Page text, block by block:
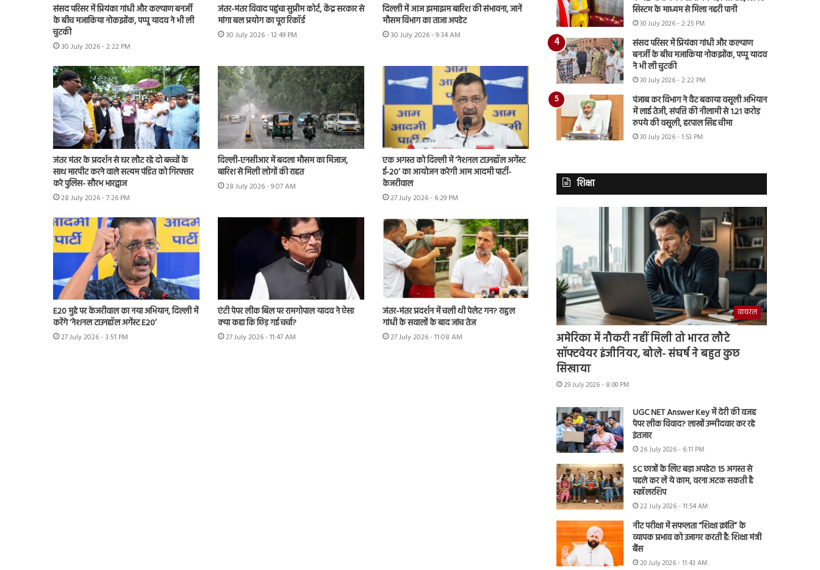
संसद परिसर में प्रियंका गांधी और कल्याण बनर्जी
के बीच मजाकिया नोकझोंक, पप्पू यादव ने भी ली
चुटकी
30 July 2026 - 2:22 PM
जंतर-मंतर विवाद पहुंचा सुप्रीम कोर्ट, केंद्र सरकार से
मांगा बल प्रयोग का पूरा रिकॉर्ड
30 July 2026 - 12:49 PM
दिल्ली में आज झमाझम बारिश की संभावना, जानें
मौसम विभाग का ताजा अपडेट
30 July 2026 - 9:34 AM
जंतर मंतर के प्रदर्शन से घर लौट रहे दो बच्चों के
साथ मारपीट करने वाले सत्यम पंडित को गिरफ्तार
करे पुलिस- सौरभ भारद्वाज
28 July 2026 - 7:26 PM
दिल्ली-एनसीआर में बदला मौसम का मिजाज,
बारिश से मिली लोगों की राहत
28 July 2026 - 9:07 AM
एक अगस्त को दिल्ली में ‘नेशनल टाउनहॉल अगेंस्ट
ई-20’ का आयोजन करेगी आम आदमी पार्टी-
केजरीवाल
27 July 2026 - 6:29 PM
E20 मुद्दे पर केजरीवाल का नया अभियान, दिल्ली में
करेंगे ‘नेशनल टाउनहॉल अगेंस्ट E20’
27 July 2026 - 3:51 PM
एंटी पेपर लीक बिल पर रामगोपाल यादव ने ऐसा
क्या कहा कि छिड़ गई चर्चा?
27 July 2026 - 11:47 AM
जंतर-मंतर प्रदर्शन में चली थी पेलेट गन? राहुल
गांधी के सवालों के बाद जांच तेज
27 July 2026 - 11:08 AM
सिस्टम के माध्यम से मिला नहरी पानी
30 July 2026 - 2:25 PM
संसद परिसर में प्रियंका गांधी और कल्याण
बनर्जी के बीच मजाकिया नोकझोंक, पप्पू यादव
ने भी ली चुटकी
30 July 2026 - 2:22 PM
पंजाब कर विभाग ने वैट बकाया वसूली अभियान
में लाई तेजी, संपत्ति की नीलामी से 1.21 करोड़
रुपये की वसूली, हरपाल सिंह चीमा
30 July 2026 - 1:53 PM
शिक्षा
वायरल
अमेरिका में नौकरी नहीं मिली तो भारत लौटे
सॉफ्टवेयर इंजीनियर, बोले- संघर्ष ने बहुत कुछ
सिखाया
29 July 2026 - 8:00 PM
UGC NET Answer Key में देरी की वजह
पेपर लीक विवाद? लाखों उम्मीदवार कर रहे
इंतजार
26 July 2026 - 6:11 PM
SC छात्रों के लिए बड़ा अपडेट! 15 अगस्त से
पहले कर लें ये काम, वरना अटक सकती है
स्कॉलरशिप
22 July 2026 - 11:54 AM
नीट परीक्षा में सफलता “शिक्षा क्रांति” के
व्यापक प्रभाव को उजागर करती है: शिक्षा मंत्री
बैंस
20 July 2026 - 11:43 AM